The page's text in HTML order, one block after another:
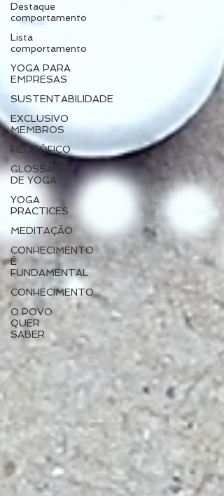
Destaque
comportamento
Lista
comportamento
YOGA PARA
EMPRESAS
SUSTENTABILIDADE
EXCLUSIVO
MEMBROS
FILOSÓFICO
GLOSSÁRIO
DE YOGA
YOGA
PRACTICES
MEDITAÇÃO
CONHECIMENTO
É
FUNDAMENTAL
CONHECIMENTO
O POVO
QUER
SABER